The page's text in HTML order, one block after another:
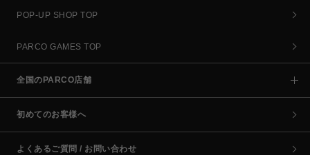
POP-UP SHOP TOP
PARCO GAMES TOP
全国のPARCO店舗
初めてのお客様へ
よくあるご質問 / お問い合わせ